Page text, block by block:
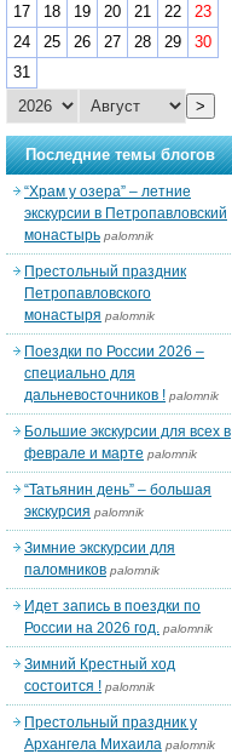
17
18 19 20 21 22
23
24
25 26 27 28 29
30
31
>
Последние темы блогов
“Храм у озера” – летние
экскурсии в Петропавловский
монастырь palomnik
Престольный праздник
Петропавловского
монастыря palomnik
Поездки по России 2026 –
специально для
дальневосточников ! palomnik
Большие экскурсии для всех в
феврале и марте palomnik
“Татьянин день” – большая
экскурсия palomnik
Зимние экскурсии для
паломников palomnik
Идет запись в поездки по
России на 2026 год. palomnik
Зимний Крестный ход
состоится ! palomnik
Престольный праздник у
Архангела Михаила palomnik